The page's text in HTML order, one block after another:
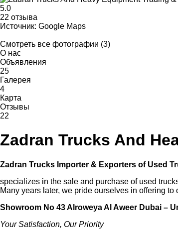
5.0
22 отзыва
Источник: Google Maps
Смотреть все фотографии (3)
О нас
Объявления
25
Галерея
4
Карта
Отзывы
22
Zadran Trucks And
Zadran Trucks Importer & Exporters of Used
specializes in the sale and purchase of used
Many years later, we pride ourselves in offering
Showroom No 43 Alroweya Al Aweer Dubai –
Your Satisfaction, Our Priority